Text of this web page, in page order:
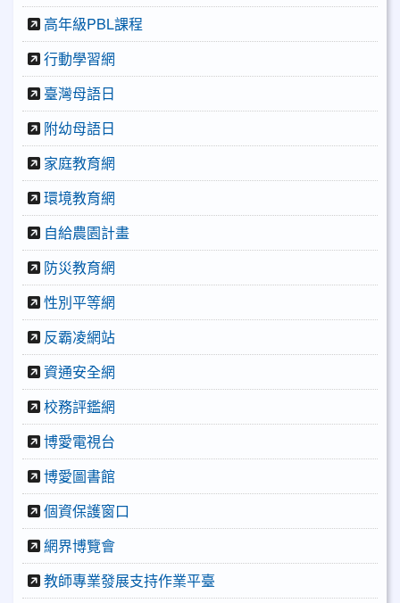
高年級PBL課程
行動學習網
臺灣母語日
附幼母語日
家庭教育網
環境教育網
自給農園計畫
防災教育網
性別平等網
反霸凌網站
資通安全網
校務評鑑網
博愛電視台
博愛圖書館
個資保護窗口
網界博覽會
教師專業發展支持作業平臺